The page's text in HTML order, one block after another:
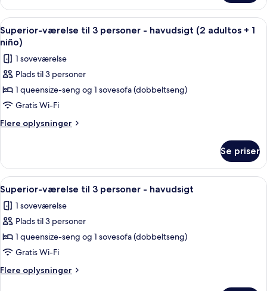
til
4
personer
-
havudsigt
Indlæs
alle
billeder
af
Superior-
værelse
til
3
havudsigt
(2
adultos
+
niño)
Pengeskab på værelset, skrivebord,
5
Superior-værelse til 3 personer - havudsigt (2 adultos + 1
niño)
1 soveværelse
Plads til 3 personer
1 queensize-seng og 1 sovesofa (dobbeltseng)
Gratis Wi-Fi
Flere oplysninger
Flere
værelse
til
3
personer
havudsigt
adultos
+
niño)
Se priser
Indlæs
alle
billeder
af
Superior-
værelse
til
3
Pengeskab på værelset, skrivebord,
5
Superior-værelse til 3 personer - havudsigt
1 soveværelse
Plads til 3 personer
1 queensize-seng og 1 sovesofa (dobbeltseng)
Gratis Wi-Fi
Flere oplysninger
Flere